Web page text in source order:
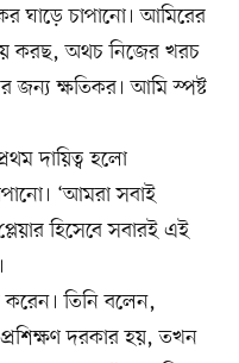
ঘাড়ে চাপানো। আমিরের
করছ, অথচ নিজের খরচ
জন্য ক্ষতিকর। আমি স্পষ্ট
দায়িত্ব হলো
‘আমরা সবাই
হিসেবে সবারই এই
তিনি বলেন,
দরকার হয়, তখন